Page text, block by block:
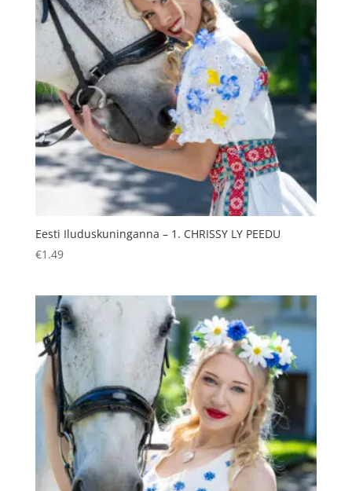
Eesti Iluduskuninganna – 1. CHRISSY LY PEEDU
€1.49